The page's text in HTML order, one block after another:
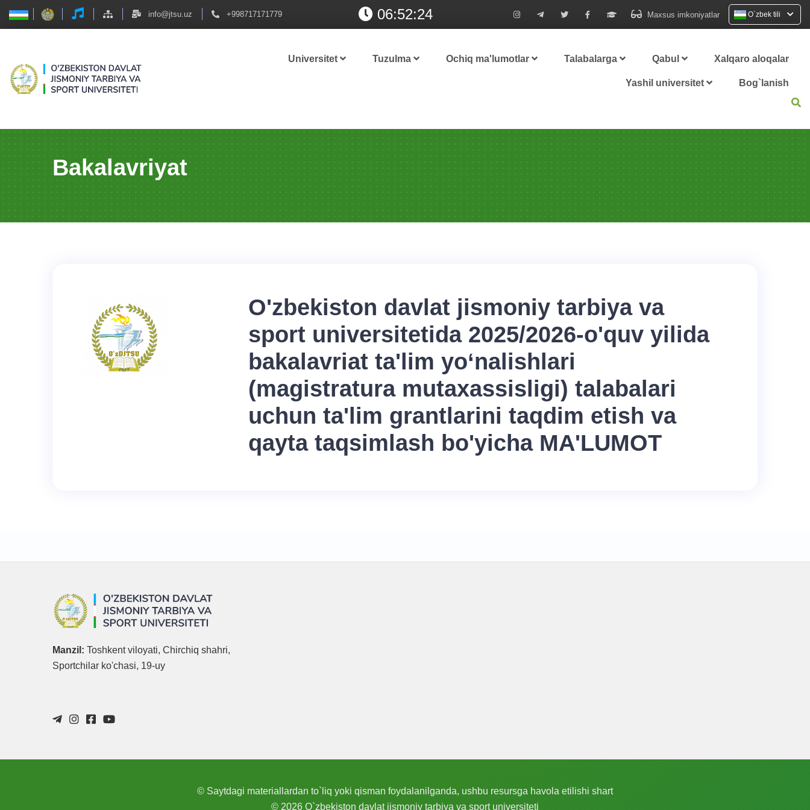
info@jtsu.uz +998717171779 06:52:24 Maxsus imkoniyatlar O`zbek tili
Universitet Tuzulma Ochiq ma'lumotlar Talabalarga Qabul Xalqaro aloqalar
Yashil universitet Bog`lanish
Bakalavriyat
O'zbekiston davlat jismoniy tarbiya va
sport universitetida 2025/2026-o'quv yilida
bakalavriat ta'lim yo‘nalishlari
(magistratura mutaxassisligi) talabalari
uchun ta'lim grantlarini taqdim etish va
qayta taqsimlash bo'yicha MA'LUMOT
Manzil: Toshkent viloyati, Chirchiq shahri,
Sportchilar ko'chasi, 19-uy
© Saytdagi materiallardan to`liq yoki qisman foydalanilganda, ushbu resursga havola etilishi shart
© 2026 O`zbekiston davlat jismoniy tarbiya va sport universiteti